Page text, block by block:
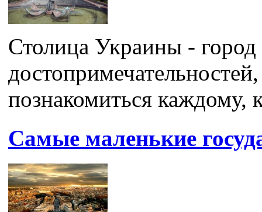
Столица Украины -
познакомиться каждому,
Самые маленькие